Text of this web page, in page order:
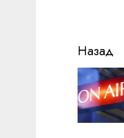
Назад